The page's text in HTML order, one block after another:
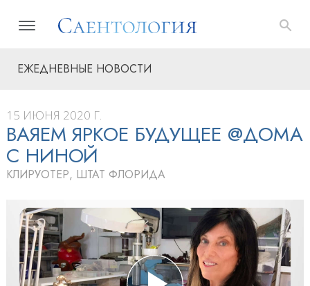
ЕЖЕДНЕВНЫЕ НОВОСТИ
15 ИЮНЯ 2020 Г.
ВАЯЕМ ЯРКОЕ БУДУЩЕЕ @ДОМА
С НИНОЙ
КЛИРУОТЕР, ШТАТ ФЛОРИДА